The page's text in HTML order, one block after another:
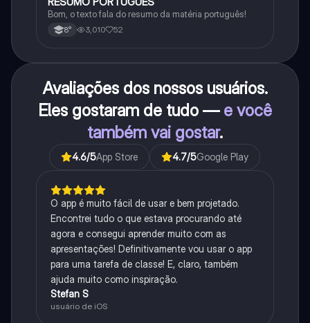
Bom, o texto fala do resumo da matéria português!
8° 3,010 52
Avaliações dos nossos usuários.
Eles gostaram de tudo — e você
também vai gostar.
4.6/5App Store 4.7/5Google Play
O app é muito fácil de usar e bem projetado.
Encontrei tudo o que estava procurando até
agora e consegui aprender muito com as
apresentações! Definitivamente vou usar o app
para uma tarefa de classe! E, claro, também
ajuda muito como inspiração.
Stefan S
usuário de iOS